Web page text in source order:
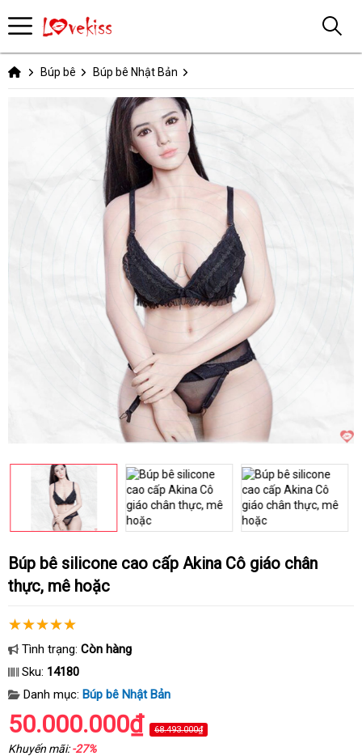
Búp bê Búp bê Nhật Bản
Búp bê silicone cao cấp Akina Cô giáo chân
thực, mê hoặc
Tình trạng: Còn hàng
Sku: 14180
Danh mục: Búp bê Nhật Bản
50.000.000₫ 68.493.000₫
Khuyến mãi:-27%